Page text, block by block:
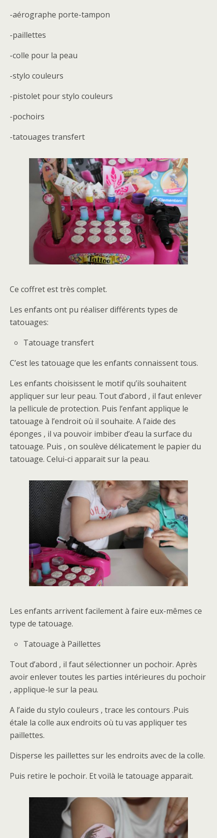
-aérographe porte-tampon
-paillettes
-colle pour la peau
-stylo couleurs
-pistolet pour stylo couleurs
-pochoirs
-tatouages transfert
Ce coffret est très complet.
Les enfants ont pu réaliser différents types de
tatouages:
Tatouage transfert
C’est les tatouage que les enfants connaissent tous.
Les enfants choisissent le motif qu’ils souhaitent
appliquer sur leur peau. Tout d’abord , il faut enlever
la pellicule de protection. Puis l’enfant applique le
tatouage à l’endroit où il souhaite. A l’aide des
éponges , il va pouvoir imbiber d’eau la surface du
tatouage. Puis , on soulève délicatement le papier du
tatouage. Celui-ci apparait sur la peau.
Les enfants arrivent facilement à faire eux-mêmes ce
type de tatouage.
Tatouage à Paillettes
Tout d’abord , il faut sélectionner un pochoir. Après
avoir enlever toutes les parties intérieures du pochoir
, applique-le sur la peau.
A l’aide du stylo couleurs , trace les contours .Puis
étale la colle aux endroits où tu vas appliquer tes
paillettes.
Disperse les paillettes sur les endroits avec de la colle.
Puis retire le pochoir. Et voilà le tatouage apparait.